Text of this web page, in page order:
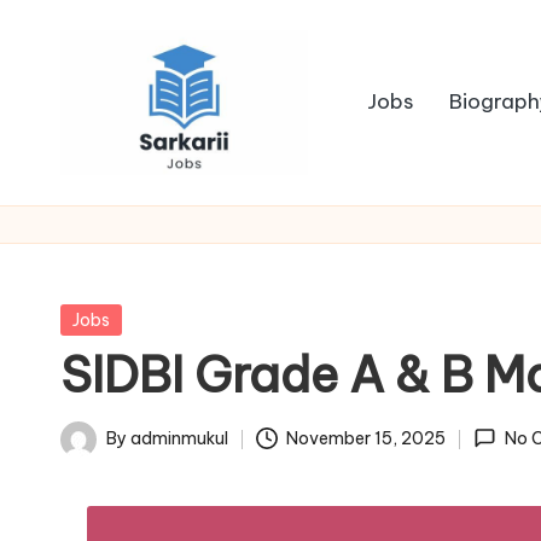
S
a
r
k
a
r
Jobs
Posted
Jobs
SIDBI Grade A & B
Posted
By adminmukul November 15, 2025 No